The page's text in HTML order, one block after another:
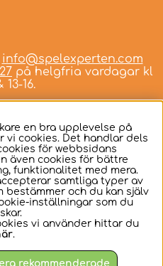
info@spelexperten.com
på helgfria vardagar kl
13-16.
en bra upplevelse på
vi cookies. Det handlar dels
för webbsidans
även cookies för bättre
funktionalitet med mera.
samtliga typer av
bestämmer och du kan själv
inställningar som du
vi använder hittar du
.
rekommenderade